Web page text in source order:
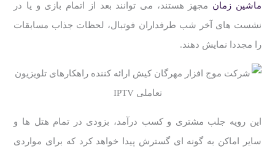
ماشین زمان مجهز هستند، می توانند بعد از اتمام بازی و یا در
نشست های آخر شب طرفداران فوتبال، لحظات جذاب مسابقات
را مجددا نمایش دهند.
این رویه جلب مشتری و کسب درآمد، بزودی در تمام هتل ها و
سایر اماکن به گونه ای گسترش پیدا خواهد کرد که برای مواردی